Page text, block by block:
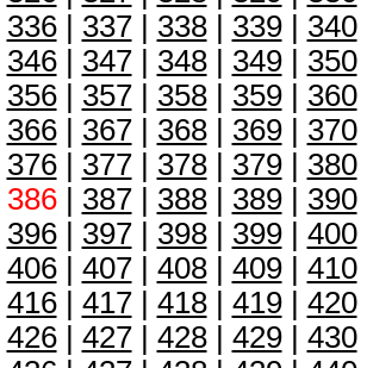
336| 337| 338| 339| 340|
346| 347| 348| 349| 350|
356| 357| 358| 359| 360|
366| 367| 368| 369| 370|
376| 377| 378| 379| 380|
386| 387| 388| 389| 390|
396| 397| 398| 399| 400|
406| 407| 408| 409| 410|
416| 417| 418| 419| 420|
426| 427| 428| 429| 430|